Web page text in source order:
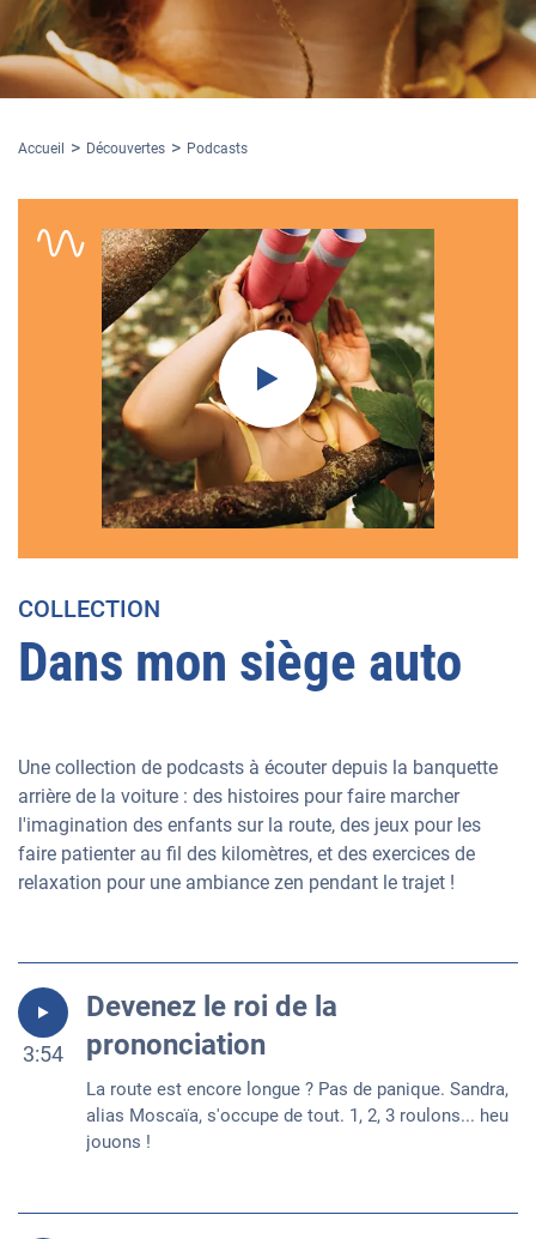
Accueil Découvertes Podcasts
COLLECTION
Dans mon siège auto
Une collection de podcasts à écouter depuis la banquette
arrière de la voiture : des histoires pour faire marcher
l'imagination des enfants sur la route, des jeux pour les
faire patienter au fil des kilomètres, et des exercices de
relaxation pour une ambiance zen pendant le trajet !
3:54
Devenez le roi de la
prononciation
La route est encore longue ? Pas de panique. Sandra,
alias Moscaïa, s'occupe de tout. 1, 2, 3 roulons... heu
jouons !